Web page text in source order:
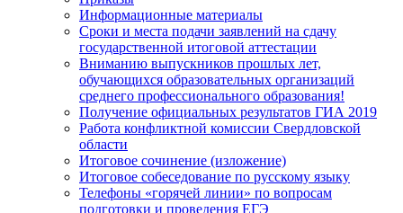
Информационные материалы
Сроки и места подачи заявлений на сдачу
государственной итоговой аттестации
Вниманию выпускников прошлых лет,
обучающихся образовательных организаций
среднего профессионального образования!
Получение официальных результатов ГИА 2019
Работа конфликтной комиссии Свердловской
области
Итоговое сочинение (изложение)
Итоговое собеседование по русскому языку
Телефоны «горячей линии» по вопросам
подготовки и проведения ЕГЭ